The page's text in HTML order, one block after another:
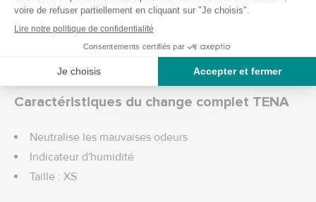
Capacité d'absorption : 1332 ml
guide des tailles TENA
Caractéristiques du change complet TENA
Neutralise les mauvaises odeurs
Indicateur d'humidité
Taille : XS